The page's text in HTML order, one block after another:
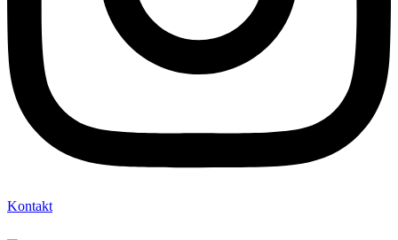
Kontakt